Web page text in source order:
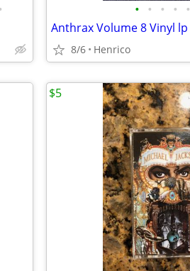
• • • • •
Anthrax Volume 8 Vinyl lp
8/6 Henrico
$5